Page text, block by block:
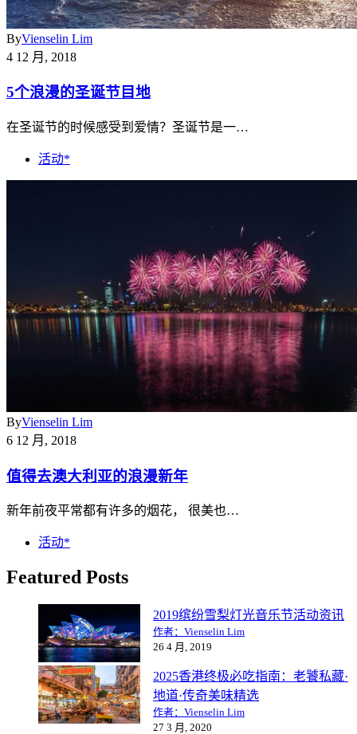
ByVienselin Lim
4 12 月, 2018
5个浪漫的圣诞节目地
在圣诞节的时候感受到爱情？圣诞节是一…
活动*
ByVienselin Lim
6 12 月, 2018
值得去澳大利亚的浪漫新年
新年前夜平常都有许多的烟花， 很美也…
活动*
Featured Posts
2019缤纷雪梨灯光音乐节活动资讯
作者：Vienselin Lim
26 4 月, 2019
2025香港终极必吃指南：老饕私藏·
地道·传奇美味精选
作者：Vienselin Lim
27 3 月, 2020